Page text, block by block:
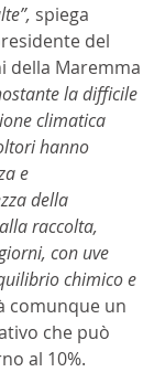
spiega
del
della Maremma
la difficile
climatica
hanno
e
della
raccolta,
con uve
chimico e
comunque un
che può
al 10%.